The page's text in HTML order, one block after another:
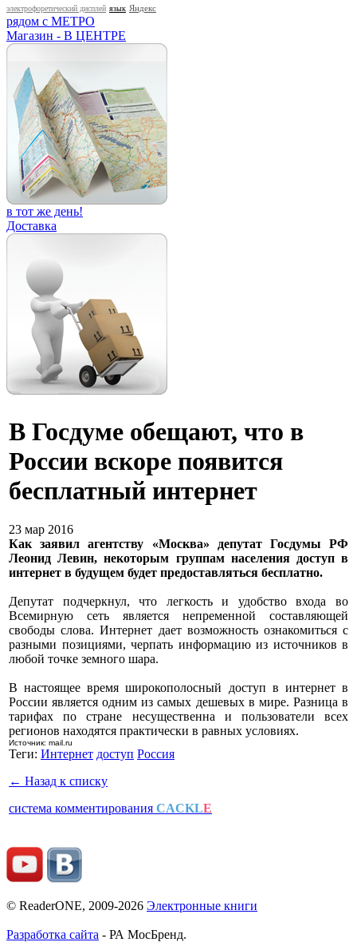
электрофоретический дисплей язык Яндекс
рядом с МЕТРО
Магазин - В ЦЕНТРЕ
в тот же день!
Доставка
В Госдуме обещают, что в
России вскоре появится
бесплатный интернет
23 мар 2016
Как заявил агентству «Москва» депутат Госдумы РФ
Леонид Левин, некоторым группам населения доступ в
интернет в будущем будет предоставляться бесплатно.
Депутат подчеркнул, что легкость и удобство входа во
Всемирную сеть является непременной составляющей
свободы слова. Интернет дает возможность ознакомиться с
разными позициями, черпать информацию из источников в
любой точке земного шара.
В настоящее время широкополосный доступ в интернет в
России является одним из самых дешевых в мире. Разница в
тарифах по стране несущественна и пользователи всех
регионов находятся практически в равных условиях.
Источник: mail.ru
Теги: Интернет доступ Россия
← Назад к списку
система комментирования CACKLE
© ReaderONE, 2009-2026 Электронные книги
Разработка сайта - РА МосБренд.